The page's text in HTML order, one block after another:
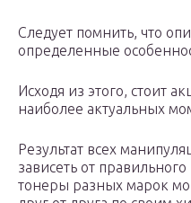
Следует помнить, что
определенные
Исходя из этого, стоит
наиболее актуальных
Результат всех
зависеть от
тонеры разных марок